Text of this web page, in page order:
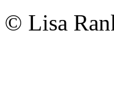
© Lisa